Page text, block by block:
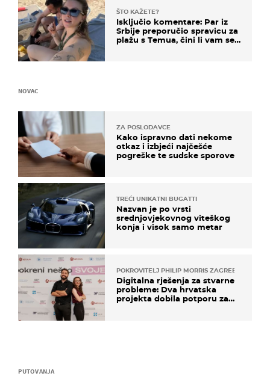
ŠTO KAŽETE?
Isključio komentare: Par iz
Srbije preporučio spravicu za
plažu s Temua, čini li vam se
PUTOVANJA
NOVAC
ZA POSLODAVCE
Kako ispravno dati nekome
otkaz i izbjeći najčešće
pogreške te sudske sporove
TREĆI UNIKATNI BUGATTI
Nazvan je po vrsti
srednjovjekovnog viteškog
konja i visok samo metar
POKROVITELJ PHILIP MORRIS ZAGREB
Digitalna rješenja za stvarne
probleme: Dva hrvatska
projekta dobila potporu za